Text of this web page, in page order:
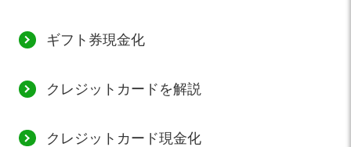
ギフト券現金化
クレジットカードを解説
クレジットカード現金化